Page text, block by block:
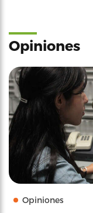
Opiniones
Opiniones